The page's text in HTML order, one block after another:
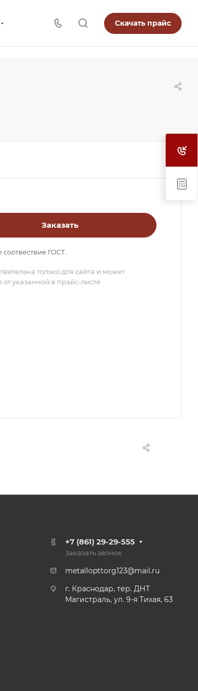
Скачать прайс
Заказать
соотвествие ГОСТ.
только для сайта и может
от указанной в прайс-листе
+7 (861) 29-29-555
Заказать звонок
metallopttorg123@mail.ru
г. Краснодар, тер. ДНТ
Магистраль, ул. 9-я Тихая, 63